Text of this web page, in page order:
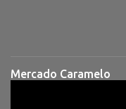
Mercado Caramelo